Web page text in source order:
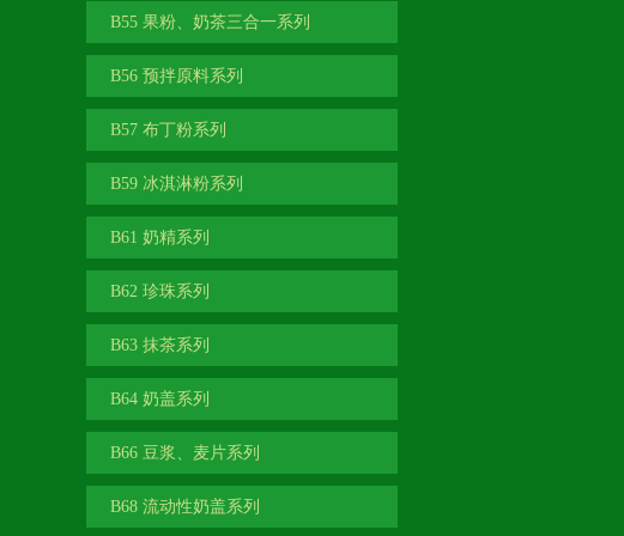
B55 果粉、奶茶三合一系列
B56 预拌原料系列
B57 布丁粉系列
B59 冰淇淋粉系列
B61 奶精系列
B62 珍珠系列
B63 抹茶系列
B64 奶盖系列
B66 豆浆、麦片系列
B68 流动性奶盖系列